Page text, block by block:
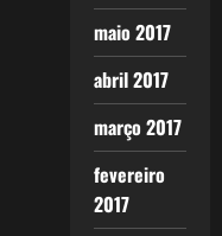
maio 2017
abril 2017
março 2017
fevereiro
2017